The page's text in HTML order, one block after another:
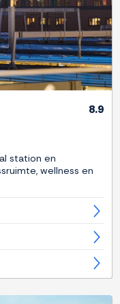
8.9
station en
wellness en